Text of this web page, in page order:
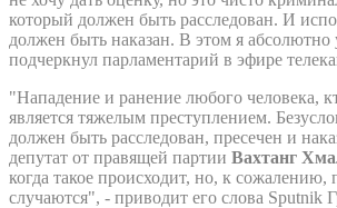
который должен быть расследован. И
должен быть наказан. В этом я абсолютно
подчеркнул парламентарий в эфире
"Нападение и ранение любого человека,
является тяжелым преступлением.
должен быть расследован, пресечен и
депутат от правящей партии Вахтанг
когда такое происходит, но, к
случаются", - приводит его слова Sputnik